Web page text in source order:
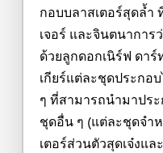
กอบบลาสเตอร์สุดล้ำ
เจอร์ และจินตนาการ
ด้วยลูกดอกเนิร์ฟ ดาร์
เกียร์แต่ละชุดประกอ
ๆ ที่สามารถนำมาประ
ชุดอื่น ๆ (แต่ละชุดจำ
เตอร์ส่วนตัวสุดเจ๋งแ